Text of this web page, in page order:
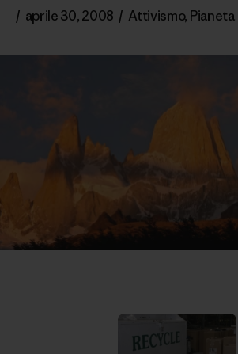
/ aprile 30, 2008 / Attivismo, Pianeta